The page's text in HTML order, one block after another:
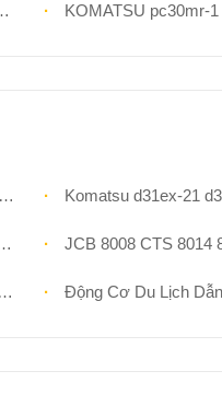
KOMATSU pc30mr-1 pc30uu-3 pc30mrx-1
Komatsu d31ex-21 d31px-21 d37ex-21 d37px-21 Máy Ủi
JCB 8008 CTS 8014 8016 8018 Động Cơ Du Lịch Truyền Động
Động Cơ Du Lịch Dẫn Động Cuối Cùng JCB 8052 8060 Có